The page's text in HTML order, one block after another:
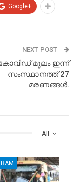
Google+
NEXT POST
മൂലം ഇന്ന്
സംസ്ഥാനത്ത് 27
മരണങ്ങള്‍.
All